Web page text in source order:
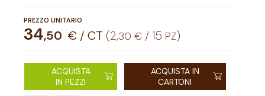
PREZZO UNITARIO
34,50 € / CT (2,30 € /15 PZ)
ACQUISTA
IN PEZZI
ACQUISTA IN
CARTONI